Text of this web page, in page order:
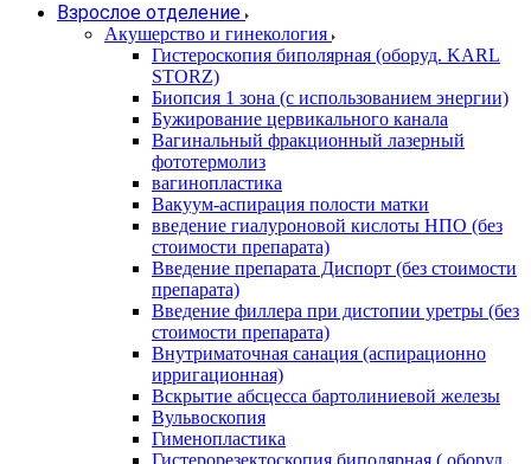
Взрослое отделение
Акушерство и гинекология
Гистероскопия биполярная (оборуд. KARL
STORZ)
Биопсия 1 зона (с использованием энергии)
Бужирование цервикального канала
Вагинальный фракционный лазерный
фототермолиз
вагинопластика
Вакуум-аспирация полости матки
введение гиалуроновой кислоты НПО (без
стоимости препарата)
Введение препарата Диспорт (без стоимости
препарата)
Введение филлера при дистопии уретры (без
стоимости препарата)
Внутриматочная санация (аспирационно
ирригационная)
Вскрытие абсцесса бартолиниевой железы
Вульвоскопия
Гименопластика
Гистерорезектоскопия биполярная ( оборуд.